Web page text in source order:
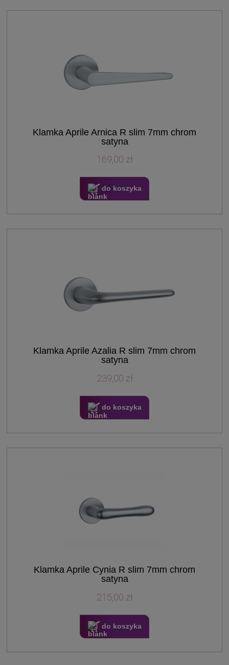
Klamka Aprile Arnica R slim 7mm chrom
satyna
169,00 zł
do koszyka
Klamka Aprile Azalia R slim 7mm chrom
satyna
239,00 zł
do koszyka
Klamka Aprile Cynia R slim 7mm chrom
satyna
215,00 zł
do koszyka